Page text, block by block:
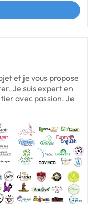
et je vous propose
Je suis expert en
avec passion. Je